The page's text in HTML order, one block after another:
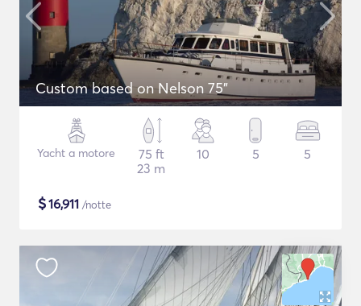
Custom based on Nelson 75"
Yacht a motore
75 ft
23 m
10 5 5
$16,911 /notte